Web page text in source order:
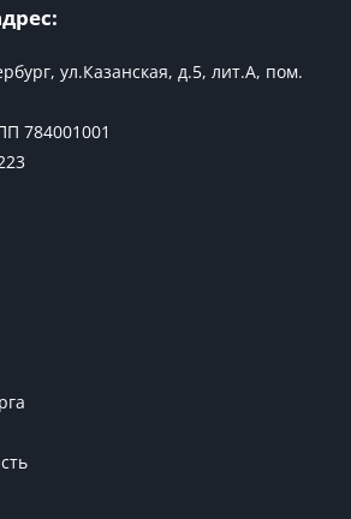
ул.Казанская, д.5, лит.А, пом.
784001001